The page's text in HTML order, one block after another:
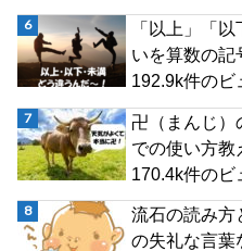
「以上」「
いを算数の記
192.9k件のビ
卍（まんじ）
での使い方教
170.4k件のビ
流石の読み方
の失礼な言葉